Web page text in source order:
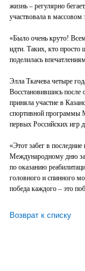
жизнь ‒ регулярно
участвовала в массовом
«Было очень круто!
идти. Таких, кто
поделилась
Элла Ткачева четыре
Восстановившись после
приняла участие в
спортивной
первых Российских игр
«Этот забег в
Международному дню
по оказанию
головного и спинного
победа каждого ‒ это
Возврат к списку